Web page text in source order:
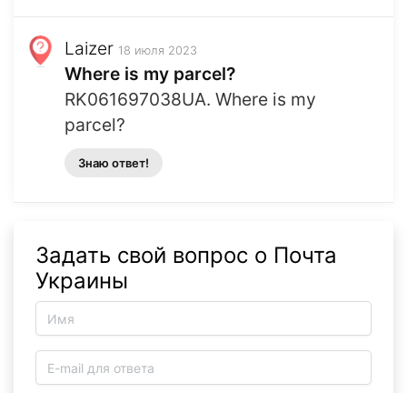
Laizer 18 июля 2023
Where is my parcel?
RK061697038UA. Where is my
parcel?
Знаю ответ!
Задать свой вопрос о Почта
Украины